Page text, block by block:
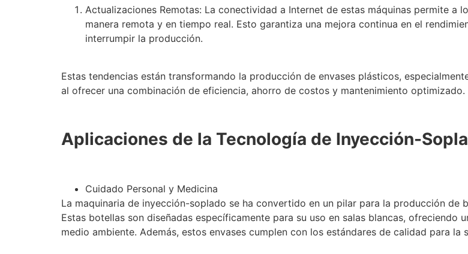
Actualizaciones Remotas: La conectividad a Internet de estas máquinas permite a
manera remota y en tiempo real. Esto garantiza una mejora continua en el
interrumpir la producción.
Estas tendencias están transformando la producción de envases plásticos,
al ofrecer una combinación de eficiencia, ahorro de costos y mantenimiento optimizado.
Aplicaciones de la Tecnología de Inyección-
Cuidado Personal y Medicina
La maquinaria de inyección-soplado se ha convertido en un pilar para la producción
Estas botellas son diseñadas específicamente para su uso en salas blancas, ofreciendo
medio ambiente. Además, estos envases cumplen con los estándares de calidad para la